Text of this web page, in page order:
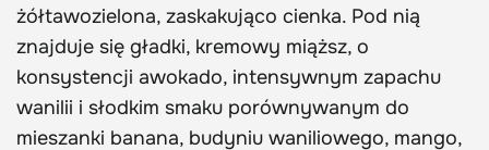
żółtawozielona, zaskakująco cienka. Pod nią
znajduje się gładki, kremowy miąższ, o
konsystencji awokado, intensywnym zapachu
wanilii i słodkim smaku porównywanym do
mieszanki banana, budyniu waniliowego, mango,